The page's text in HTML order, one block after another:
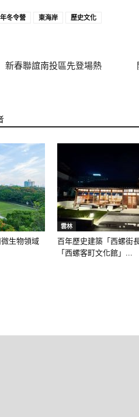
冬令營 東海岸 歷史文化
春聯誼南投區先登場熱
生物領域
雲林
百年歷史建築「西螺街
「西螺客町文化館」...